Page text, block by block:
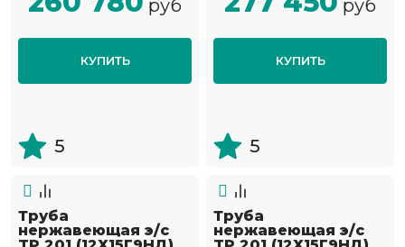
руб
КУПИТЬ
5
руб
КУПИТЬ
5
Труба
нержавеющая э/с
Труба
нержавеющая э/с